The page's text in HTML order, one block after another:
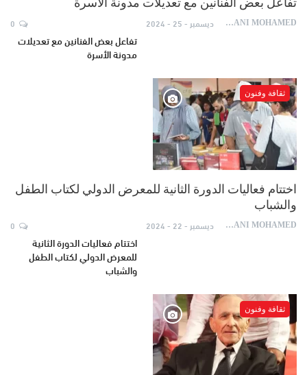
AYDANI MOHAMED ديسمبر - 25 - 2024
تفاعل بعض الفنانين مع تعديلات
مدونة الأسرة
ثقافة وفنون
اختتام فعاليات الدورة الثانية للمعرض الدولي لكتاب الطفل
والشباب
AYDANI MOHAMED ديسمبر - 22 - 2024
اختتام فعاليات الدورة الثانية
للمعرض الدولي لكتاب الطفل
والشباب
ثقافة وفنون